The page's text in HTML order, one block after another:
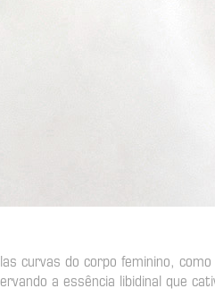
curvas do corpo feminino,
a essência libidinal que